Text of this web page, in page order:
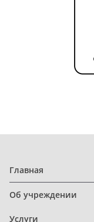
Главная
Об учреждении
Услуги